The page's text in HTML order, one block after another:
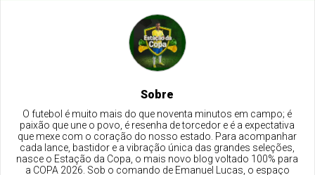
Sobre
O futebol é muito mais do que noventa minutos em campo; é
paixão que une o povo, é resenha de torcedor e é a expectativa
que mexe com o coração do nosso estado. Para acompanhar
cada lance, bastidor e a vibração única das grandes seleções,
nasce o Estação da Copa, o mais novo blog voltado 100% para
a COPA 2026. Sob o comando de Emanuel Lucas, o espaço